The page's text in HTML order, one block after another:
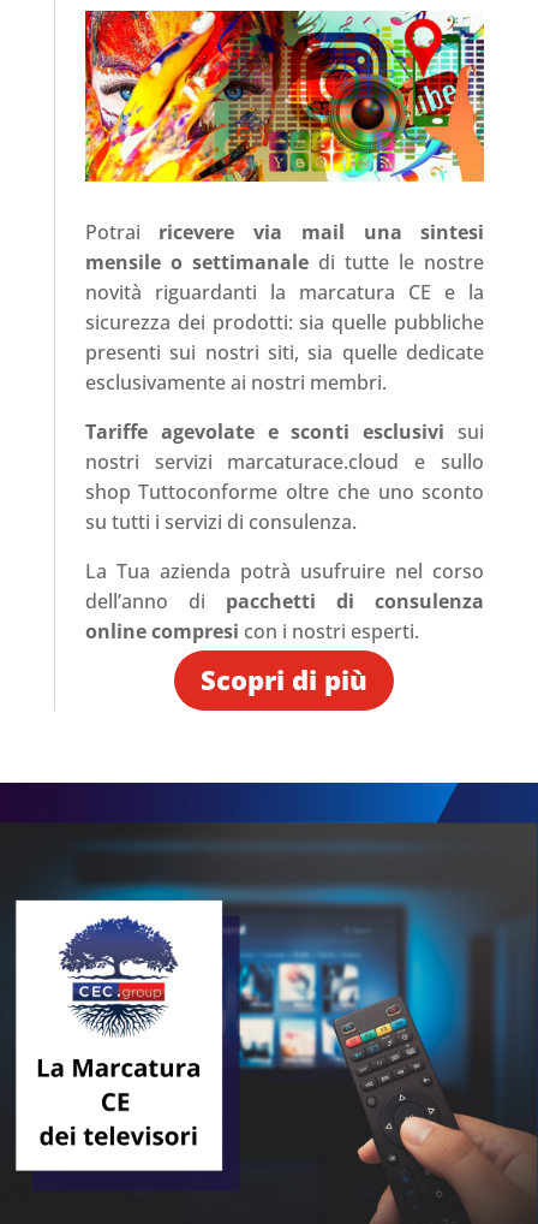
Potrai ricevere via mail una sintesi
mensile o settimanaledi tutte le nostre
novità riguardanti la marcatura CE e la
sicurezza dei prodotti: sia quelle pubbliche
presenti sui nostri siti, sia quelle dedicate
esclusivamente ai nostri membri.
Tariffe agevolate e sconti esclusivi sui
nostri servizi marcaturace.cloud e sullo
shop Tuttoconforme oltre che uno sconto
su tutti i servizi di consulenza.
La Tua azienda potrà usufruire nel corso
dell’anno di pacchetti di consulenza
online compresi con i nostri esperti.
Scopri di più